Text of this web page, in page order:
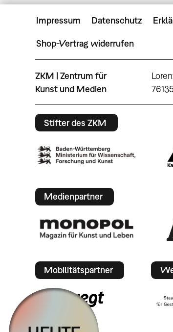
Impressum Datenschutz
Shop-Vertrag widerrufen
ZKM | Zentrum für
Kunst und Medien
Stifter des ZKM
Medienpartner
Mobilitätspartner